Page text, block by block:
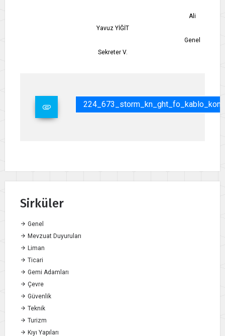
Ali
Yavuz YİĞİT
Genel
Sekreter V.
Sirküler
Genel
Mevzuat Duyuruları
Liman
Ticari
Gemi Adamları
Çevre
Güvenlik
Teknik
Turizm
Kıyı Yapıları